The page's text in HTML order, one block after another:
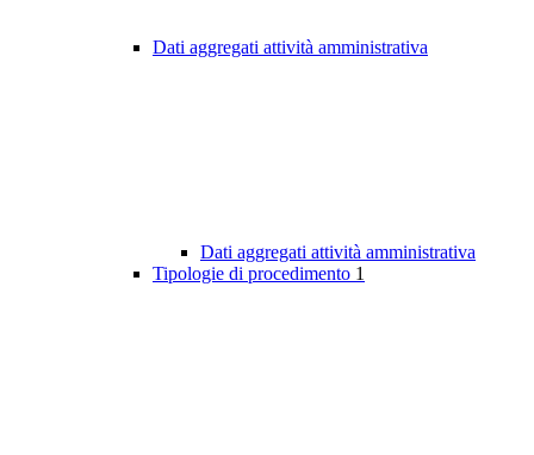
Dati aggregati attività amministrativa
Dati aggregati attività amministrativa
Tipologie di procedimento 1